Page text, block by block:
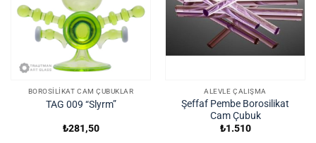
BOROSILIKAT CAM ÇUBUKLAR
TAG 009 “Slyrm”
₺281,50
ALEVLE ÇALIŞMA
Şeffaf Pembe Borosilikat
Cam Çubuk
₺1.510